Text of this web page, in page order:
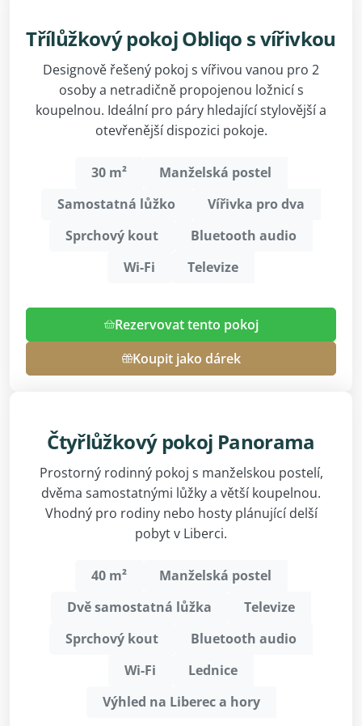
Třílůžkový pokoj Obliqo s vířivkou
Designově řešený pokoj s vířivou vanou pro 2
osoby a netradičně propojenou ložnicí s
koupelnou. Ideální pro páry hledající stylovější a
otevřenější dispozici pokoje.
30 m²
Manželská postel
Samostatná lůžko
Vířivka pro dva
Sprchový kout
Bluetooth audio
Wi-Fi
Televize
Rezervovat tento pokoj
Koupit jako dárek
Čtyřlůžkový pokoj Panorama
Prostorný rodinný pokoj s manželskou postelí,
dvěma samostatnými lůžky a větší koupelnou.
Vhodný pro rodiny nebo hosty plánující delší
pobyt v Liberci.
40 m²
Manželská postel
Dvě samostatná lůžka
Televize
Sprchový kout
Bluetooth audio
Wi-Fi
Lednice
Výhled na Liberec a hory